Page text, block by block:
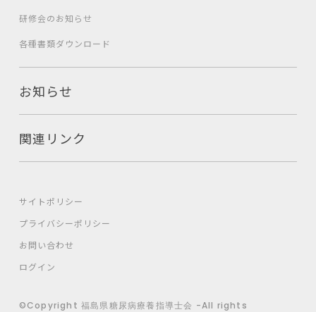
研修会のお知らせ
各種書類ダウンロード
お知らせ
関連リンク
サイトポリシー
プライバシーポリシー
お問い合わせ
ログイン
©Copyright 福島県糖尿病療養指導士会 -All rights